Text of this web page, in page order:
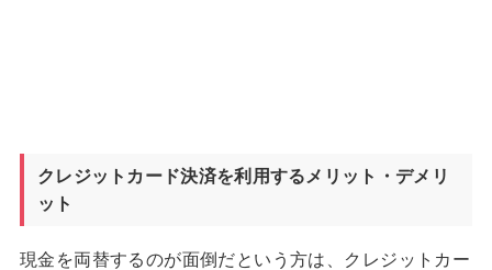
クレジットカード決済を利用するメリット・デメリ
ット
現金を両替するのが面倒だという方は、クレジットカー